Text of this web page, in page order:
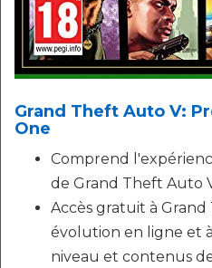
Grand Theft Auto V:
One
Comprend
de Grand Theft Auto
Accès gratuit à
évolution en ligne et
niveau et contenus